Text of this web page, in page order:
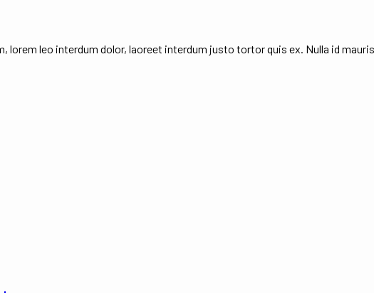
leo interdum dolor, laoreet interdum justo tortor quis ex. Nulla id